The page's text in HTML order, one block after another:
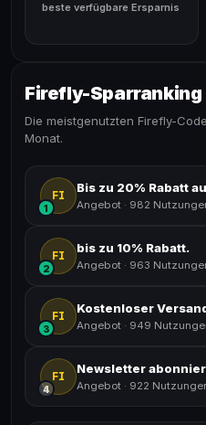
beste verfügbare Ersparnis
Firefly-Sparranking
Die meistgenutzten Firefly-
Monat.
FI
1
Bis zu 20% Rabatt
Angebot · 982
FI
2
bis zu 10% Rabatt.
Angebot · 963
FI
3
Kostenloser
Angebot · 949
FI
4
Newsletter
Angebot · 922